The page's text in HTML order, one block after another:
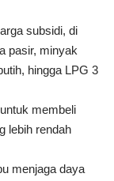
subsidi, di
pasir, minyak
hingga LPG 3
membeli
lebih rendah
menjaga daya